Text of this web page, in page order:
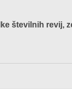
številnih revij,